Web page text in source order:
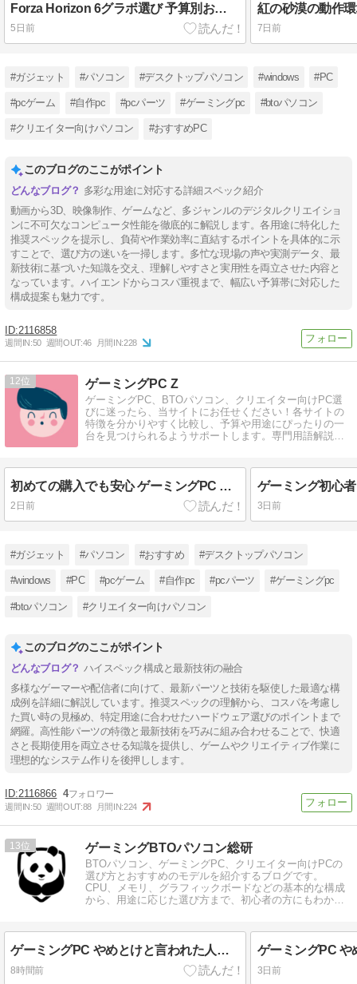
Forza Horizon 6グラボ選び 予算別おすすめはどれ？
5日前 7日前
#ガジェット #パソコン #デスクトップパソコン #windows #PC
#pcゲーム #自作pc #pcパーツ #ゲーミングpc #btoパソコン
#クリエイター向けパソコン #おすすめPC
このブログのここがポイント
多彩な用途に対応する詳細スペック紹介
動画から3D、映像制作、ゲームなど、多ジャンルのデジタルクリエイショ
ンに不可欠なコンピュータ性能を徹底的に解説します。各用途に特化した
推奨スペックを提示し、負荷や作業効率に直結するポイントを具体的に示
すことで、選び方の迷いを一掃します。多忙な現場の声や実測データ、最
新技術に基づいた知識を交え、理解しやすさと実用性を両立させた内容と
なっています。ハイエンドからコスパ重視まで、幅広い予算帯に対応した
構成提案も魅力です。
2116858
週間IN:50 週間OUT:46 月間IN:228
12 ゲーミングPC Z
ゲーミングPC、BTOパソコン、クリエイター向けPC選
びに迷ったら、当サイトにお任せください！各サイトの
特徴を分かりやすく比較し、予算や用途にぴったりの一
台を見つけられるようサポートします。専門用語解説付
初めての購入でも安心 ゲーミングPC どこで買うか解説
2日前 3日前
#ガジェット #パソコン #おすすめ #デスクトップパソコン
#windows #PC #pcゲーム #自作pc #pcパーツ #ゲーミングpc
#btoパソコン #クリエイター向けパソコン
このブログのここがポイント
ハイスペック構成と最新技術の融合
多様なゲーマーや配信者に向けて、最新パーツと技術を駆使した最適な構
成例を詳細に解説しています。推奨スペックの理解から、コスパを考慮し
た買い時の見極め、特定用途に合わせたハードウェア選びのポイントまで
網羅。高性能パーツの特徴と最新技術を巧みに組み合わせることで、快適
さと長期使用を両立させる知識を提供し、ゲームやクリエイティブ作業に
理想的なシステム作りを後押しします。
2116866 4
週間IN:50 週間OUT:88 月間IN:224
13 ゲーミングBTOパソコン総研
BTOパソコン、ゲーミングPC、クリエイター向けPCの
選び方とおすすめのモデルを紹介するブログです。
CPU、メモリ、グラフィックボードなどの基本的な構成
から、用途に応じた選び方まで、初心者の方にもわかり
ゲーミングPC やめとけと言われた人が成功した理由
8時間前 3日前